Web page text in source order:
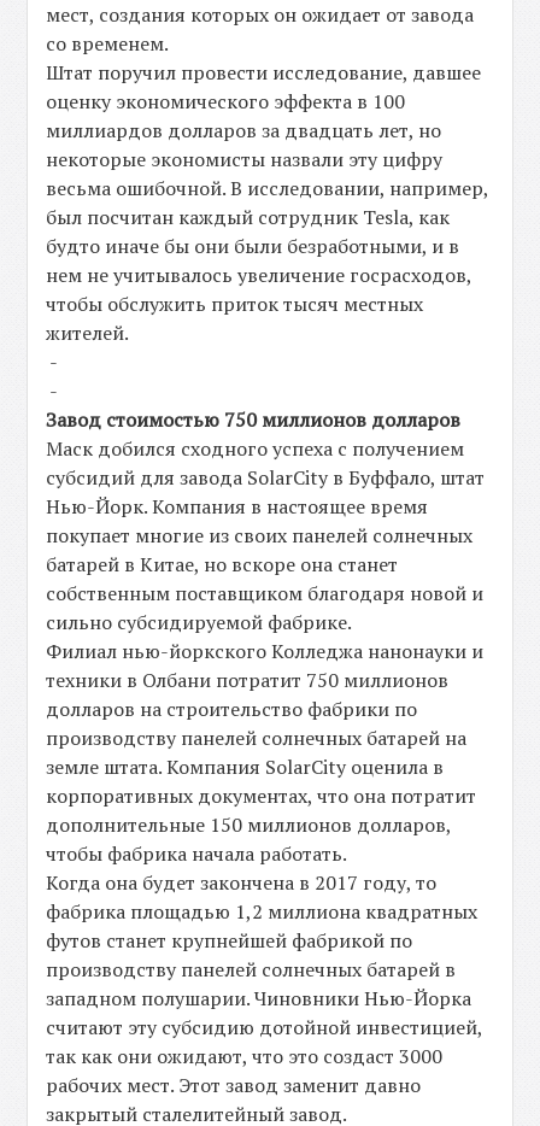
мест, создания которых он ожидает от завода
со временем.
Штат поручил провести исследование, давшее
оценку экономического эффекта в 100
миллиардов долларов за двадцать лет, но
некоторые экономисты назвали эту цифру
весьма ошибочной. В исследовании, например,
был посчитан каждый сотрудник Tesla, как
будто иначе бы они были безработными, и в
нем не учитывалось увеличение госрасходов,
чтобы обслужить приток тысяч местных
жителей.
-
-
Завод стоимостью 750 миллионов долларов
Маск добился сходного успеха с получением
субсидий для завода SolarCity в Буффало, штат
Нью-Йорк. Компания в настоящее время
покупает многие из своих панелей солнечных
батарей в Китае, но вскоре она станет
собственным поставщиком благодаря новой и
сильно субсидируемой фабрике.
Филиал нью-йоркского Колледжа нанонауки и
техники в Олбани потратит 750 миллионов
долларов на строительство фабрики по
производству панелей солнечных батарей на
земле штата. Компания SolarCity оценила в
корпоративных документах, что она потратит
дополнительные 150 миллионов долларов,
чтобы фабрика начала работать.
Когда она будет закончена в 2017 году, то
фабрика площадью 1,2 миллиона квадратных
футов станет крупнейшей фабрикой по
производству панелей солнечных батарей в
западном полушарии. Чиновники Нью-Йорка
считают эту субсидию дотойной инвестицией,
так как они ожидают, что это создаст 3000
рабочих мест. Этот завод заменит давно
закрытый сталелитейный завод.